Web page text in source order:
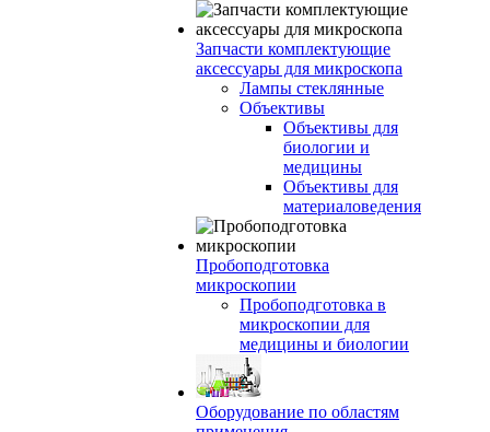
Запчасти комплектующие
аксессуары для микроскопа
Лампы стеклянные
Объективы
Объективы для
биологии и
медицины
Объективы для
материаловедения
Пробоподготовка
микроскопии
Пробоподготовка в
микроскопии для
медицины и биологии
Оборудование по областям